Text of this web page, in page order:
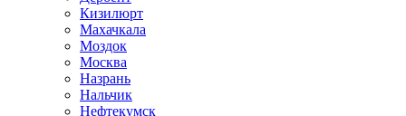
Кизилюрт
Махачкала
Моздок
Москва
Назрань
Нальчик
Нефтекумск